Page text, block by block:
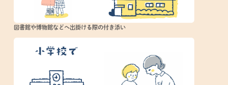
図書館や博物館などへ出掛ける際の付き添い